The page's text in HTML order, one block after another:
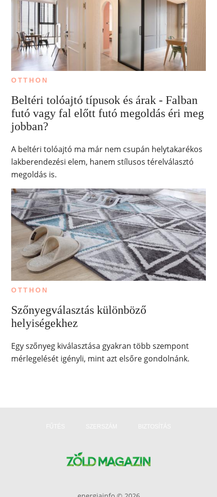
OTTHON
Beltéri tolóajtó típusok és árak - Falban
futó vagy fal előtt futó megoldás éri meg
jobban?
A beltéri tolóajtó ma már nem csupán helytakarékos
lakberendezési elem, hanem stílusos térelválasztó
megoldás is.
OTTHON
Szőnyegválasztás különböző
helyiségekhez
Egy szőnyeg kiválasztása gyakran több szempont
mérlegelését igényli, mint azt elsőre gondolnánk.